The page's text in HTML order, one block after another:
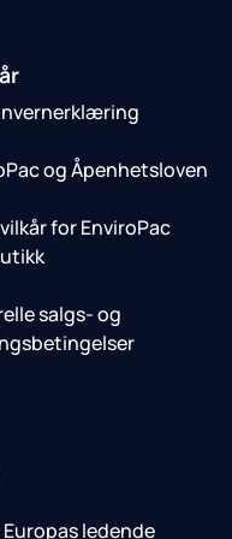
og Åpenhetsloven
for EnviroPac
salgs- og
Europas ledende